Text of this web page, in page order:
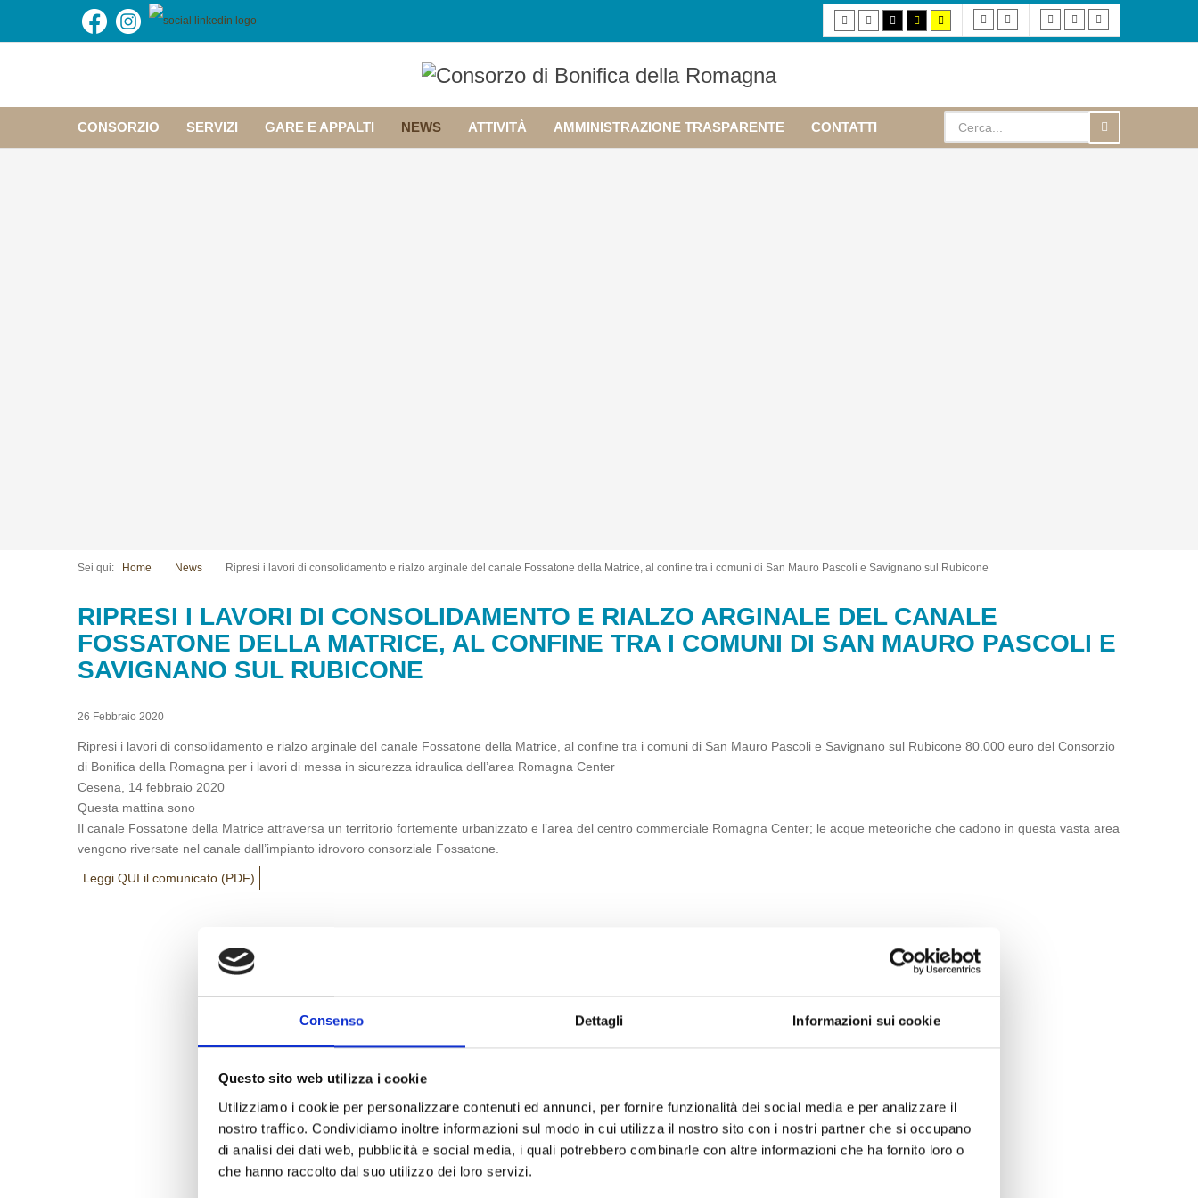
Consenso Dettagli Informazioni sui cookie
Questo sito web utilizza i cookie
Utilizziamo i cookie per personalizzare contenuti ed annunci, per fornire funzionalità dei social media e per analizzare il
nostro traffico. Condividiamo inoltre informazioni sul modo in cui utilizza il nostro sito con i nostri partner che si occupano
di analisi dei dati web, pubblicità e social media, i quali potrebbero combinarle con altre informazioni che ha fornito loro o
che hanno raccolto dal suo utilizzo dei loro servizi.
Default
mode
Night
mode
High
contrast
black/white
High
contrast
black/yellow
contrast
yellow/black
Fixed
layout
Wide
Smaller
font
Default
font
CONSORZIO SERVIZI GARE E APPALTI NEWS ATTIVITÀ AMMINISTRAZIONE TRASPARENTE CONTATTI
Sei qui: Home News Ripresi i lavori di consolidamento e rialzo arginale del canale Fossatone della Matrice, al confine tra i comuni di San Mauro Pascoli e Savignano sul Rubicone
RIPRESI I LAVORI DI CONSOLIDAMENTO E RIALZO ARGINALE DEL CANALE
FOSSATONE DELLA MATRICE, AL CONFINE TRA I COMUNI DI SAN MAURO PASCOLI E
SAVIGNANO SUL RUBICONE
26 Febbraio 2020
Ripresi i lavori di consolidamento e rialzo arginale del canale Fossatone della Matrice, al confine tra i comuni di San Mauro Pascoli e Savignano sul Rubicone 80.000 euro del Consorzio
di Bonifica della Romagna per i lavori di messa in sicurezza idraulica dell’area Romagna Center
Cesena, 14 febbraio 2020
Questa mattina sono
Il canale Fossatone della Matrice attraversa un territorio fortemente urbanizzato e l’area del centro commerciale Romagna Center; le acque meteoriche che cadono in questa vasta area
vengono riversate nel canale dall’impianto idrovoro consorziale Fossatone.
Leggi QUI il comunicato (PDF)